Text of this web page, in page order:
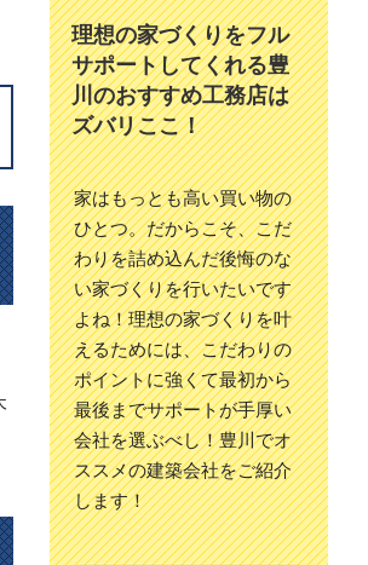
理想の家づくりをフル
サポートしてくれる豊
川のおすすめ工務店は
ズバリここ！
家はもっとも高い買い物の
ひとつ。だからこそ、こだ
わりを詰め込んだ後悔のな
い家づくりを行いたいです
よね！理想の家づくりを叶
えるためには、こだわりの
ポイントに強くて最初から
最後までサポートが手厚い
会社を選ぶべし！豊川でオ
ススメの建築会社をご紹介
します！